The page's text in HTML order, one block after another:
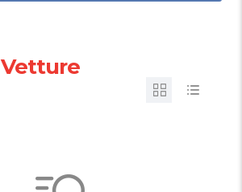
Vetture